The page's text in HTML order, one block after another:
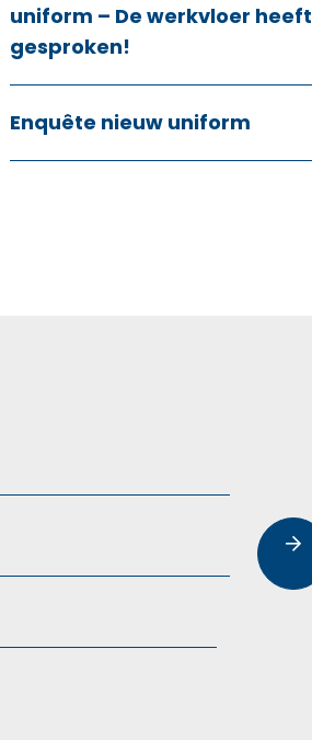
uniform – De werkvloer heeft
gesproken!
Enquête nieuw uniform